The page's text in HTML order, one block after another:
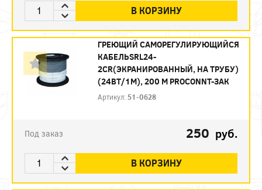
В КОРЗИНУ
ГРЕЮЩИЙ САМОРЕГУЛИРУЮЩИЙСЯ
КАБЕЛЬSRL24-
2CR(ЭКРАНИРОВАННЫЙ, НА ТРУБУ)
(24ВТ/1М), 200 М PROCONNT-ЗАК
Артикул: 51-0628
Под заказ 250 руб.
В КОРЗИНУ